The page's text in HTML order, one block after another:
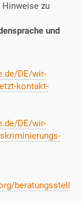
Hinweise zu
und
DE/wir-
kontakt-
DE/wir-
beratungsstell